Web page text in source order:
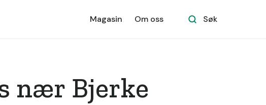
Magasin Om oss Søk
nær Bjerke